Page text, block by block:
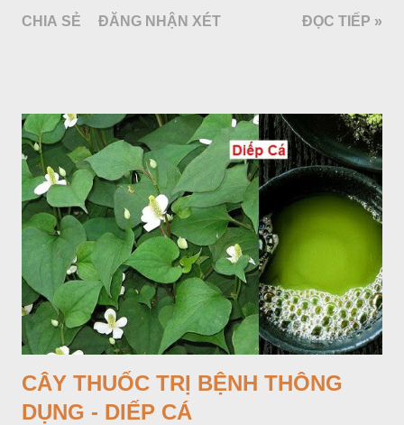
quanh có 3-5 mấu lồi; vỏ củ màu nâu, thịt trắng vàng và cứng.
một mo to màu đỏ xanh có đốm trắng, mặt trong màu đỏ thẫm,
bao lấy một bong mo là một trục mang phần hoa cái ở dưới,
phần hoa đực ở trên. Khoai nưa phân bố ở Ấn độ, Myanma,
Trung quốc, Việt nam, Campuchia, Malaixia, Inđônêxia,
Philippin. Ở nước ta, khoai nưa mọc hoang rải rác ở khắp các
vùng rừng núi, được bà con nhiều địa phương đem về trồng từ
lâu đời ở trong vườn, quanh bờ ao, dọc hàng rào và trên các
đồi để làm thức ăn cho người và gia súc, gặp nhiều ở các tỉnh
Lạng s...
CHIA SẺ ĐĂNG NHẬN XÉT ĐỌC TIẾP »
CÂY THUỐC TRỊ BỆNH THÔNG
DỤNG - DIẾP CÁ